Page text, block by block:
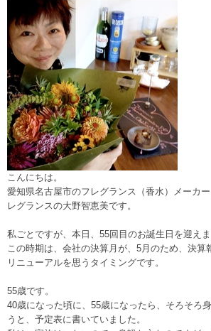
こんにちは。
愛知県名古屋市のフレグランス（香水）メーカ
レグランスの大野智恵美です。
私ごとですが、本日、55回目のお誕生日を迎えま
この時期は、会社の決算月が、5月のため、決算
リニューアルを思うタイミングです。
55歳です。
40歳になった頃に、55歳になったら、そろそろ
うと、予定表に書いていました。